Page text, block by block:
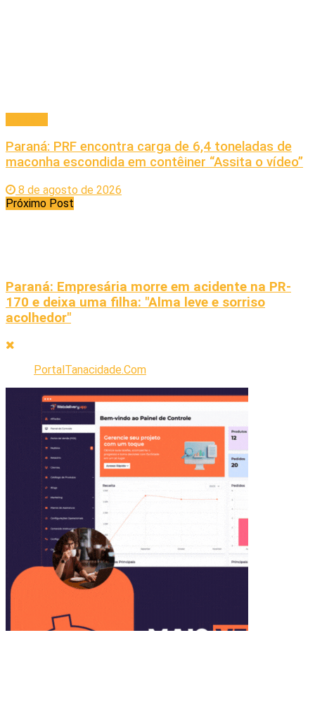
Paraná: PRF encontra carga de 6,4 toneladas de
maconha escondida em contêiner “Assita o vídeo”
8 de agosto de 2026
Próximo Post
Paraná: Empresária morre em acidente na PR-
170 e deixa uma filha: "Alma leve e sorriso
acolhedor"
PortalTanacidade.Com